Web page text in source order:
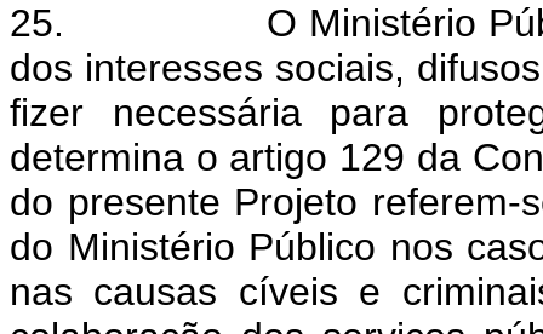
25.
O Ministério
dos interesses sociais,
fizer necessária para
determina o artigo 129 da
do presente Projeto referem-
do Ministério Público nos
nas causas cíveis e